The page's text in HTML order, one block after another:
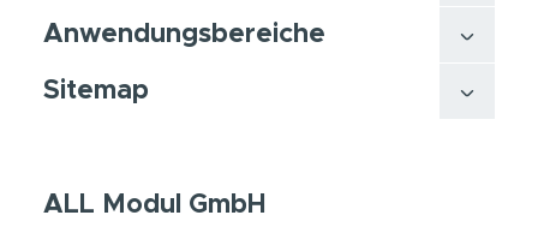
Anwendungsbereiche
Sitemap
ALL Modul GmbH